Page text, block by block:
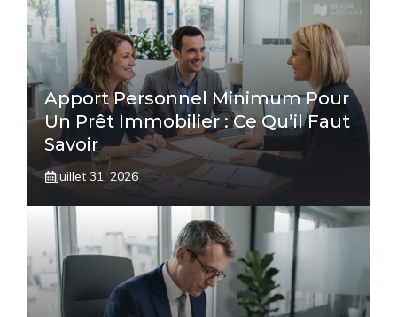
Apport Personnel Minimum Pour
Un Prêt Immobilier : Ce Qu’il Faut
Savoir
juillet 31, 2026